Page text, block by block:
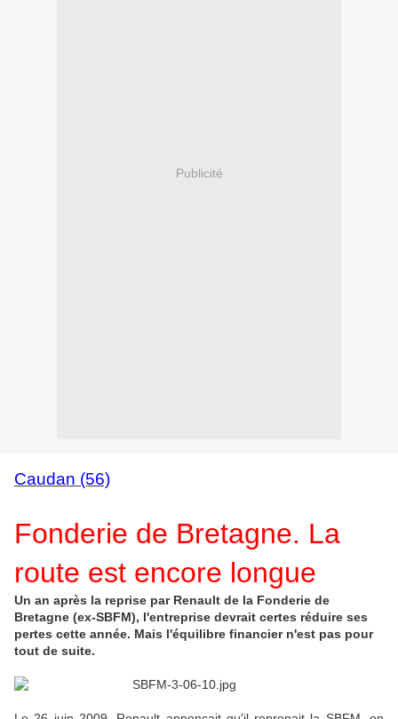
Publicité
Caudan (56)
Fonderie de Bretagne. La
route est encore longue
Un an après la reprise par Renault de la Fonderie de
Bretagne (ex-SBFM), l'entreprise devrait certes réduire ses
pertes cette année. Mais l'équilibre financier n'est pas pour
tout de suite.